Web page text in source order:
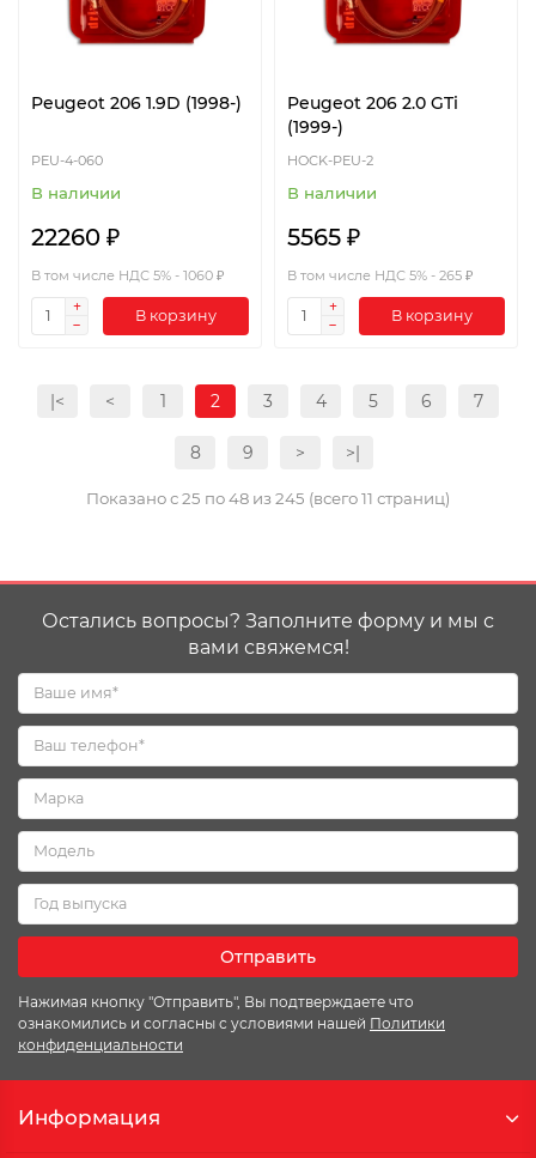
Peugeot 206 1.9D (1998-)
PEU-4-060
В наличии
22260 ₽
В том числе НДС 5% - 1060 ₽
В корзину
Peugeot 206 2.0 GTi
(1999-)
HOCK-PEU-2
В наличии
5565 ₽
В том числе НДС 5% - 265 ₽
В корзину
|< < 1 2 3 4 5 6 7
8 9 > >|
Показано с 25 по 48 из 245 (всего 11 страниц)
Остались вопросы? Заполните форму и мы с
вами свяжемся!
Отправить
Нажимая кнопку "Отправить", Вы подтверждаете что
ознакомились и согласны с условиями нашей Политики
конфиденциальности
Информация